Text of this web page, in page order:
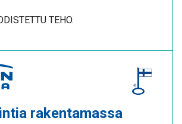
TEHO.
rakentamassa